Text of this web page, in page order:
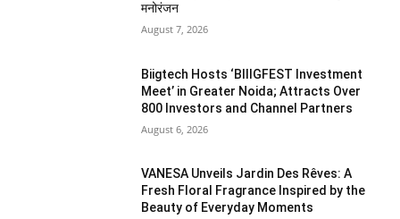
मनोरंजन
August 7, 2026
Biigtech Hosts ‘BIIIGFEST Investment
Meet’ in Greater Noida; Attracts Over
800 Investors and Channel Partners
August 6, 2026
VANESA Unveils Jardin Des Rêves: A
Fresh Floral Fragrance Inspired by the
Beauty of Everyday Moments